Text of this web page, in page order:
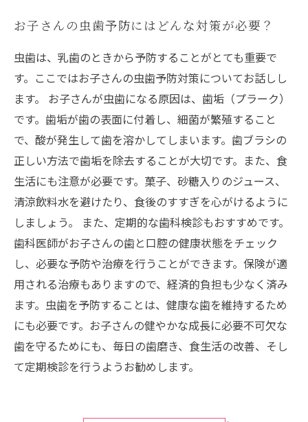
お子さんの虫歯予防にはどんな対策が必要？
虫歯は、乳歯のときから予防することがとても重要で
す。ここではお子さんの虫歯予防対策についてお話しし
ます。 お子さんが虫歯になる原因は、歯垢（プラーク）
です。歯垢が歯の表面に付着し、細菌が繁殖すること
で、酸が発生して歯を溶かしてしまいます。歯ブラシの
正しい方法で歯垢を除去することが大切です。また、食
生活にも注意が必要です。菓子、砂糖入りのジュース、
清涼飲料水を避けたり、食後のすすぎを心がけるように
しましょう。 また、定期的な歯科検診もおすすめです。
歯科医師がお子さんの歯と口腔の健康状態をチェック
し、必要な予防や治療を行うことができます。保険が適
用される治療もありますので、経済的負担も少なく済み
ます。虫歯を予防することは、健康な歯を維持するため
にも必要です。お子さんの健やかな成長に必要不可欠な
歯を守るためにも、毎日の歯磨き、食生活の改善、そし
て定期検診を行うようお勧めします。